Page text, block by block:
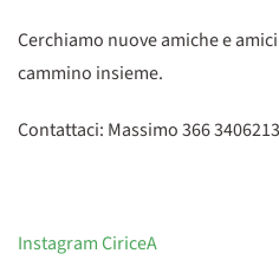
Cerchiamo nuove amiche e
cammino insieme.
Contattaci: Massimo 366
Instagram CiriceA